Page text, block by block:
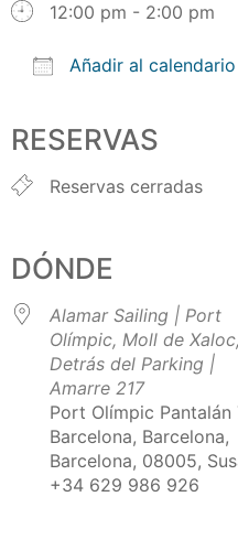
12:00 pm - 2:00 pm
Añadir al calendario
RESERVAS
Reservas cerradas
DÓNDE
Alamar Sailing | Port
Olímpic, Moll de Xaloc,
Detrás del Parking |
Amarre 217
Port Olímpic Pantalán
Barcelona, Barcelona,
Barcelona, 08005,
+34 629 986 926